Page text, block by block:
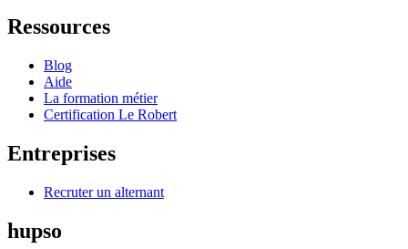
Ressources
Blog
Aide
La formation métier
Certification Le Robert
Entreprises
Recruter un alternant
hupso